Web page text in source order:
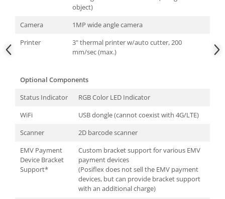
object)
Camera
1MP wide angle camera
Printer
3" thermal printer w/auto cutter, 200
mm/sec (max.)
Optional Components
Status Indicator
RGB Color LED Indicator
WiFi
USB dongle (cannot coexist with 4G/LTE)
Scanner
2D barcode scanner
EMV Payment
Device Bracket
Support*
Custom bracket support for various EMV
payment devices
(Posiflex does not sell the EMV payment
devices, but can provide bracket support
with an additional charge)